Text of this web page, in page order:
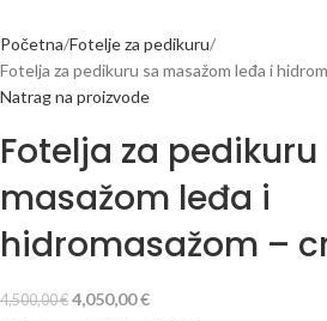
Početna Fotelje za pedikuru
Fotelja za pedikuru sa masažom leđa i
Natrag na proizvode
Fotelja za pedikuru
masažom leđa i
hidromasažom –
4,500,00€ 4,050,00€